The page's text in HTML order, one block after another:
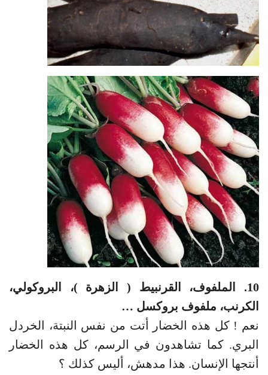
10. الملفوف، القرنبيط ( الزهرة )، البروكولي،
الكرنب، ملفوف بروكسل …
نعم ! كل هذه الخضار أتت من نفس النبتة، الخردل
البري. كما تشاهدون في الرسم، كل هذه الخضار
أنتجها الإنسان. هذا مدهش، أليس كذلك ؟